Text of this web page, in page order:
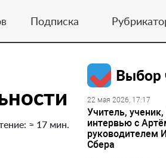
Подписка
≈ 17 мин.
Выбор
22 мая 2026, 17:17
Учитель,
интервью с
руководителем
Сбера